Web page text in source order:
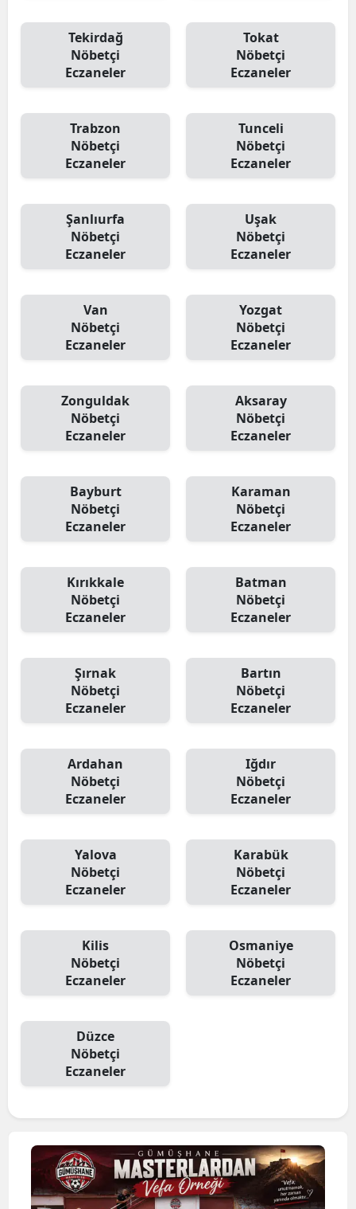
Tekirdağ
Nöbetçi
Eczaneler
Tokat
Nöbetçi
Eczaneler
Trabzon
Nöbetçi
Eczaneler
Tunceli
Nöbetçi
Eczaneler
Şanlıurfa
Nöbetçi
Eczaneler
Uşak
Nöbetçi
Eczaneler
Van
Nöbetçi
Eczaneler
Yozgat
Nöbetçi
Eczaneler
Zonguldak
Nöbetçi
Eczaneler
Aksaray
Nöbetçi
Eczaneler
Bayburt
Nöbetçi
Eczaneler
Karaman
Nöbetçi
Eczaneler
Kırıkkale
Nöbetçi
Eczaneler
Batman
Nöbetçi
Eczaneler
Şırnak
Nöbetçi
Eczaneler
Bartın
Nöbetçi
Eczaneler
Ardahan
Nöbetçi
Eczaneler
Iğdır
Nöbetçi
Eczaneler
Yalova
Nöbetçi
Eczaneler
Karabük
Nöbetçi
Eczaneler
Kilis
Nöbetçi
Eczaneler
Osmaniye
Nöbetçi
Eczaneler
Düzce
Nöbetçi
Eczaneler